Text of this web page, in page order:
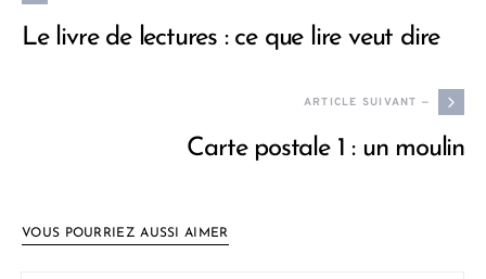
Le livre de lectures : ce que lire veut dire
ARTICLE SUIVANT —
Carte postale 1 : un moulin
VOUS POURRIEZ AUSSI AIMER